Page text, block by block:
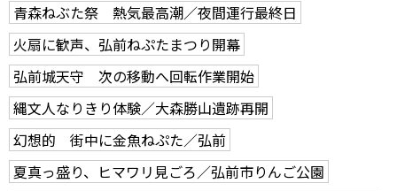
青森ねぶた祭 熱気最高潮／夜間運行最終日
火扇に歓声、弘前ねぷたまつり開幕
弘前城天守 次の移動へ回転作業開始
縄文人なりきり体験／大森勝山遺跡再開
幻想的 街中に金魚ねぷた／弘前
夏真っ盛り、ヒマワリ見ごろ／弘前市りんご公園